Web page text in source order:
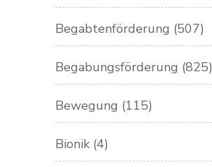
Begabtenförderung (507)
Begabungsförderung (825)
Bewegung (115)
Bionik (4)